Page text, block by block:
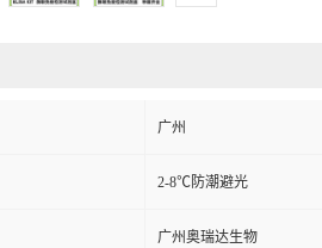
广州
2-8℃防潮避光
广州奥瑞达生物